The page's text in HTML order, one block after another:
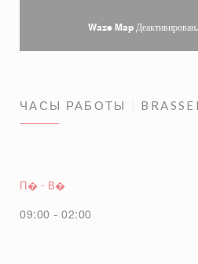
Waze Map Деактивирован.
ЧАСЫ РАБОТЫ
П� - В�
09:00 - 02:00